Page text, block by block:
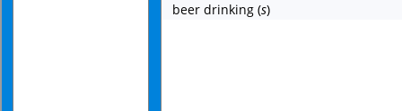
beer drinking (s)